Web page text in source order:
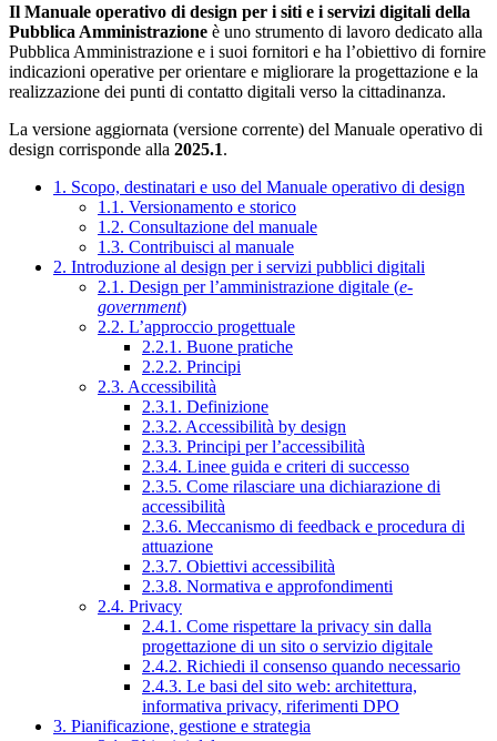
Il Manuale operativo di design per i siti e i servizi digitali della
Pubblica Amministrazione è uno strumento di lavoro dedicato alla
Pubblica Amministrazione e i suoi fornitori e ha l’obiettivo di fornire
indicazioni operative per orientare e migliorare la progettazione e la
realizzazione dei punti di contatto digitali verso la cittadinanza.
La versione aggiornata (versione corrente) del Manuale operativo di
design corrisponde alla 2025.1.
1. Scopo, destinatari e uso del Manuale operativo di design
1.1. Versionamento e storico
1.2. Consultazione del manuale
1.3. Contribuisci al manuale
2. Introduzione al design per i servizi pubblici digitali
2.1. Design per l’amministrazione digitale (e-
government)
2.2. L’approccio progettuale
2.2.1. Buone pratiche
2.2.2. Principi
2.3. Accessibilità
2.3.1. Definizione
2.3.2. Accessibilità by design
2.3.3. Principi per l’accessibilità
2.3.4. Linee guida e criteri di successo
2.3.5. Come rilasciare una dichiarazione di
accessibilità
2.3.6. Meccanismo di feedback e procedura di
attuazione
2.3.7. Obiettivi accessibilità
2.3.8. Normativa e approfondimenti
2.4. Privacy
2.4.1. Come rispettare la privacy sin dalla
progettazione di un sito o servizio digitale
2.4.2. Richiedi il consenso quando necessario
2.4.3. Le basi del sito web: architettura,
informativa privacy, riferimenti DPO
3. Pianificazione, gestione e strategia